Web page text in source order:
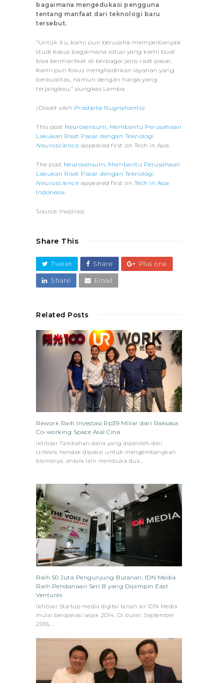
bagaimana mengedukasi pengguna
tentang manfaat dari teknologi baru
tersebut.
“Untuk itu, kami pun berusaha memperbanyak
studi kasus bagaimana solusi yang kami buat
bisa bermanfaat di berbagai jenis riset pasar.
Kami pun fokus menghadirkan layanan yang
berkualitas, namun dengan harga yang
terjangkau,” pungkas Lamba.
(Diedit oleh Pradipta Nugrahanto)
This post Neurosensum, Membantu Perusahaan
Lakukan Riset Pasar dengan Teknologi
Neuroscience appeared first on Tech in Asia.
The post Neurosensum, Membantu Perusahaan
Lakukan Riset Pasar dengan Teknologi
Neuroscience appeared first on Tech in Asia
Indonesia.
Source: Inspirasi
Share This
Tweet Share Plus one
Share Email
Related Posts
Rework Raih Investasi Rp39 Miliar dari Raksasa
Co-working Space Asal Cina
Ikhtisar Tambahan dana yang diperoleh dari
UrWork hendak dipakai untuk mengembangkan
bisnisnya, antara lain membuka dua…
Raih 50 Juta Pengunjung Bulanan, IDN Media
Raih Pendanaan Seri B yang Dipimpin East
Ventures
Ikhtisar Startup media digital tanah air IDN Media
mulai beroperasi sejak 2014. Di bulan September
2016,…